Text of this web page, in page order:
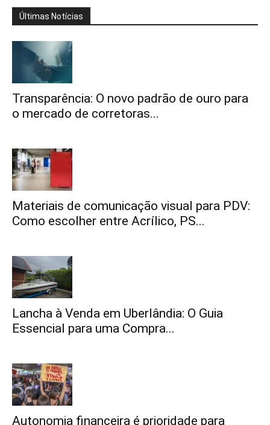
Últimas Notícias
Transparência: O novo padrão de ouro para
o mercado de corretoras...
Materiais de comunicação visual para PDV:
Como escolher entre Acrílico, PS...
Lancha à Venda em Uberlândia: O Guia
Essencial para uma Compra...
Autonomia financeira é prioridade para